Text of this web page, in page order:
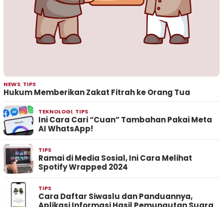
NEWS, TIPS
Hukum Memberikan Zakat Fitrah ke Orang Tua
TEKNOLOGI, TIPS
Ini Cara Cari “Cuan” Tambahan Pakai Meta
AI WhatsApp!
TIPS
Ramai di Media Sosial, Ini Cara Melihat
Spotify Wrapped 2024
TIPS
Cara Daftar Siwaslu dan Panduannya,